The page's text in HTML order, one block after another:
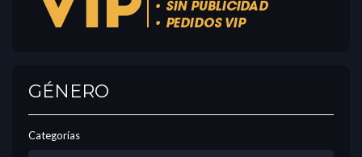
GÉNERO
Categorías